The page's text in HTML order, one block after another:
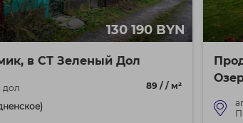
130 190 BYN
в СТ Зеленый Дол
дол
89 / / м²